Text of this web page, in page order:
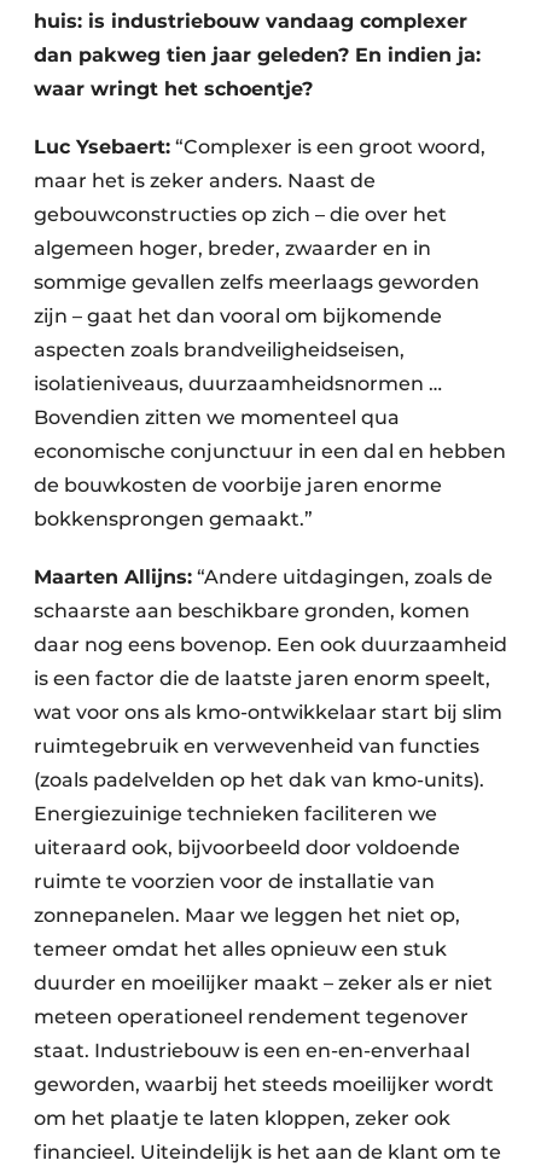
huis: is industriebouw vandaag complexer
dan pakweg tien jaar geleden? En indien ja:
waar wringt het schoentje?
Luc Ysebaert: “Complexer is een groot woord,
maar het is zeker anders. Naast de
gebouwconstructies op zich – die over het
algemeen hoger, breder, zwaarder en in
sommige gevallen zelfs meerlaags geworden
zijn – gaat het dan vooral om bijkomende
aspecten zoals brandveiligheidseisen,
isolatieniveaus, duurzaamheidsnormen …
Bovendien zitten we momenteel qua
economische conjunctuur in een dal en hebben
de bouwkosten de voorbije jaren enorme
bokkensprongen gemaakt.”
Maarten Allijns: “Andere uitdagingen, zoals de
schaarste aan beschikbare gronden, komen
daar nog eens bovenop. Een ook duurzaamheid
is een factor die de laatste jaren enorm speelt,
wat voor ons als kmo-ontwikkelaar start bij slim
ruimtegebruik en verwevenheid van functies
(zoals padelvelden op het dak van kmo-units).
Energiezuinige technieken faciliteren we
uiteraard ook, bijvoorbeeld door voldoende
ruimte te voorzien voor de installatie van
zonnepanelen. Maar we leggen het niet op,
temeer omdat het alles opnieuw een stuk
duurder en moeilijker maakt – zeker als er niet
meteen operationeel rendement tegenover
staat. Industriebouw is een en-en-enverhaal
geworden, waarbij het steeds moeilijker wordt
om het plaatje te laten kloppen, zeker ook
financieel. Uiteindelijk is het aan de klant om te